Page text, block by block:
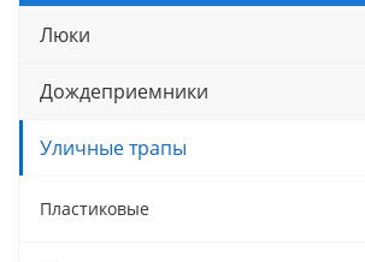
Люки
Дождеприемники
Уличные трапы
Пластиковые